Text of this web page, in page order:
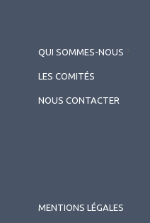
QUI SOMMES-NOUS
LES COMITÉS
NOUS CONTACTER
MENTIONS LÉGALES